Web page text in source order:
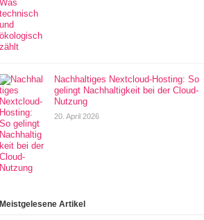
Nachhaltiges Nextcloud-Hosting: So
gelingt Nachhaltigkeit bei der Cloud-
Nutzung
20. April 2026
Meistgelesene Artikel